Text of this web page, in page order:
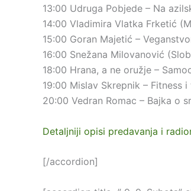
13:00 Udruga Pobjede – Na
14:00 Vladimira Vlatka Frketić
15:00 Goran Majetić –
16:00 Snežana Milovanović
18:00 Hrana, a ne oružje –
19:00 Mislav Skrepnik – Fitness
20:00 Vedran Romac – Bajka o
Detaljniji opisi predavanja i
[/accordion]